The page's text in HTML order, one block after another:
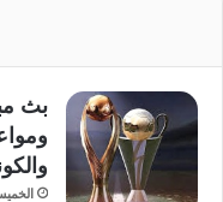
بث
الخميس - 6 أغسطس -